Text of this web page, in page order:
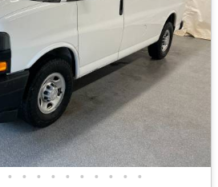
• • • • • • • • • •